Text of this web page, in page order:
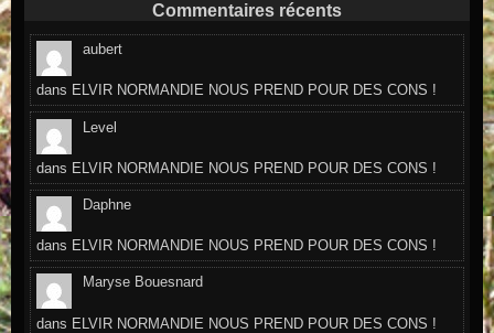
Commentaires récents
aubert
dans ELVIR NORMANDIE NOUS PREND POUR DES CONS !
Level
dans ELVIR NORMANDIE NOUS PREND POUR DES CONS !
Daphne
dans ELVIR NORMANDIE NOUS PREND POUR DES CONS !
Maryse Bouesnard
dans ELVIR NORMANDIE NOUS PREND POUR DES CONS !